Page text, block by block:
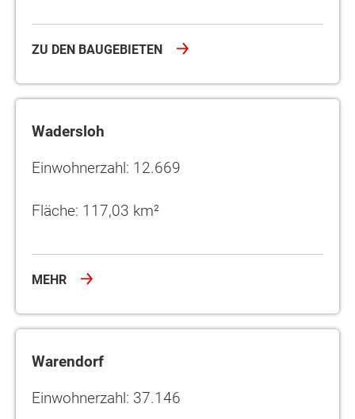
ZU DEN BAUGEBIETEN
Wadersloh
Einwohnerzahl: 12.669
Fläche: 117,03 km²
MEHR
Warendorf
Einwohnerzahl: 37.146